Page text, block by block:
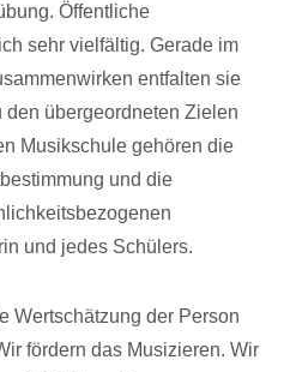
Öffentliche
sehr vielfältig. Gerade im
entfalten sie
übergeordneten Zielen
Musikschule gehören die
und die
und jedes Schülers.
Wertschätzung der Person
fördern das Musizieren. Wir